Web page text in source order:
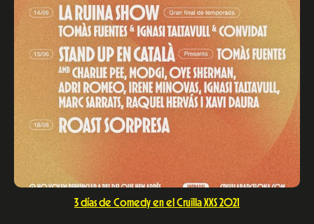
3 días de Comedy en el Cruïlla XXS 2021